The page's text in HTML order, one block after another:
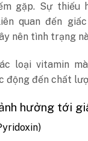
gặp. Sự thiếu
quan đến
nên tình trạng
loại vitamin
động đến chất
hưởng tới